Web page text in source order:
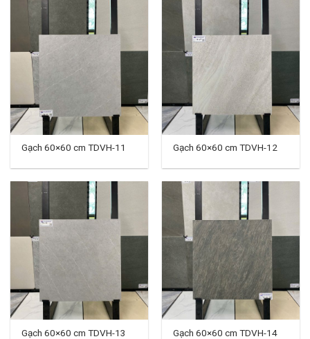
Gạch 60×60 cm TDVH-11 Gạch 60×60 cm TDVH-12
Gạch 60×60 cm TDVH-13 Gạch 60×60 cm TDVH-14